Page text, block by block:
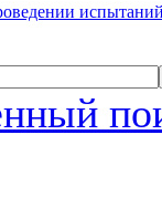
испытаний